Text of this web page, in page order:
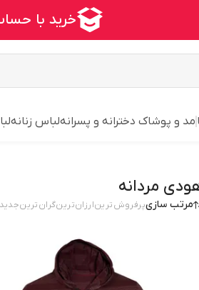
مد و پوشاک دخترانه و پسرانهلباس زنانه
مردانه
مرتب سازیپرفروش‌ترینارزان‌ترینگران‌ترین